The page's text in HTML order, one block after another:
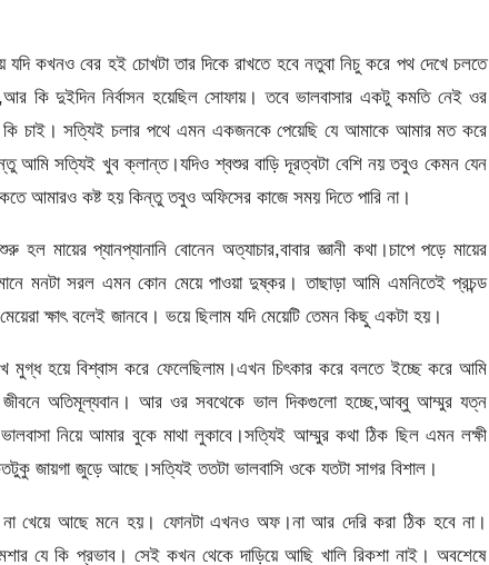
যদি কখনও বের হই চোখটা তার দিকে রাখতে হবে নতুবা নিচু করে পথ দেখে চলতে
কি দুইদিন নির্বাসন হয়েছিল সোফায়। তবে ভালবাসার একটু কমতি নেই ওর
চাই। সত্যিই চলার পথে এমন একজনকে পেয়েছি যে আমাকে আমার মত করে
আমি সত্যিই খুব ক্লান্ত।যদিও শ্বশুর বাড়ি দূরত্বটা বেশি নয় তবুও কেমন যেন
আমারও কষ্ট হয় কিন্তু তবুও অফিসের কাজে সময় দিতে পারি না।
মায়ের প্যানপ্যানানি বোনেন অত্যাচার,বাবার জ্ঞানী কথা।চাপে পড়ে মায়ের
মনটা সরল এমন কোন মেয়ে পাওয়া দুষ্কর। তাছাড়া আমি এমনিতেই প্রচন্ড
ক্ষাৎ বলেই জানবে। ভয়ে ছিলাম যদি মেয়েটি তেমন কিছু একটা হয়।
মুগ্ধ হয়ে বিশ্বাস করে ফেলেছিলাম।এখন চিৎকার করে বলতে ইচ্ছে করে আমি
অতিমূল্যবান। আর ওর সবথেকে ভাল দিকগুলো হচ্ছে,আব্বু আম্মুর যত্ন
নিয়ে আমার বুকে মাথা লুকাবে।সত্যিই আম্মুর কথা ঠিক ছিল এমন লক্ষী
জায়গা জুড়ে আছে।সত্যিই ততটা ভালবাসি ওকে যতটা সাগর বিশাল।
না খেয়ে আছে মনে হয়। ফোনটা এখনও অফ।না আর দেরি করা ঠিক হবে না।
যে কি প্রভাব। সেই কখন থেকে দাড়িয়ে আছি খালি রিকশা নাই। অবশেষে